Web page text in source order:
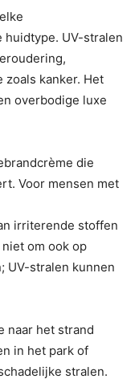
UV-stralen
zoals kanker. Het
overbodige luxe
die
Voor mensen met
irriterende stoffen
om ook op
UV-stralen kunnen
naar het strand
in het park of
stralen.